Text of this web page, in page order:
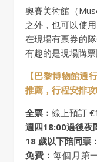
奧賽美術館（
之外，也可以使
在現場有票券的
有趣的是現場購
【巴黎博物館
推薦，行程安排
全票： 線上預訂
週四18:00過後夜
18 歲以下陪同票：
免費：每個月第